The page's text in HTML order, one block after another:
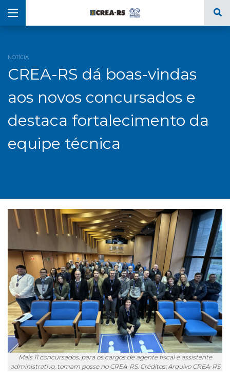
NOTÍCIA
CREA-RS dá boas-vindas
aos novos concursados e
destaca fortalecimento da
equipe técnica
Mais 11 concursados, para os cargos de agente fiscal e assistente
administrativo, tomam posse no CREA-RS. Créditos: Arquivo CREA-RS